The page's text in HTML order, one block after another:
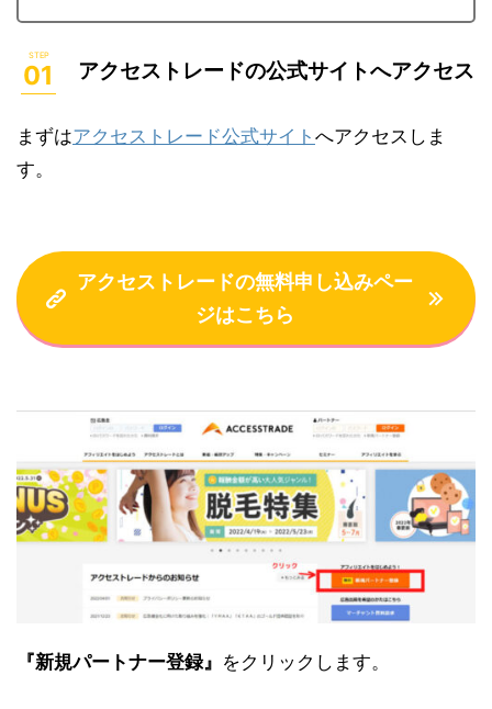
アクセストレードの公式サイトへアクセス
まずはアクセストレード公式サイト へアクセスしま
す。
アクセストレードの無料申し込みペー
ジはこちら
『新規パートナー登録』 をクリックします。